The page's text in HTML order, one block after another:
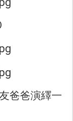
爸爸演繹一